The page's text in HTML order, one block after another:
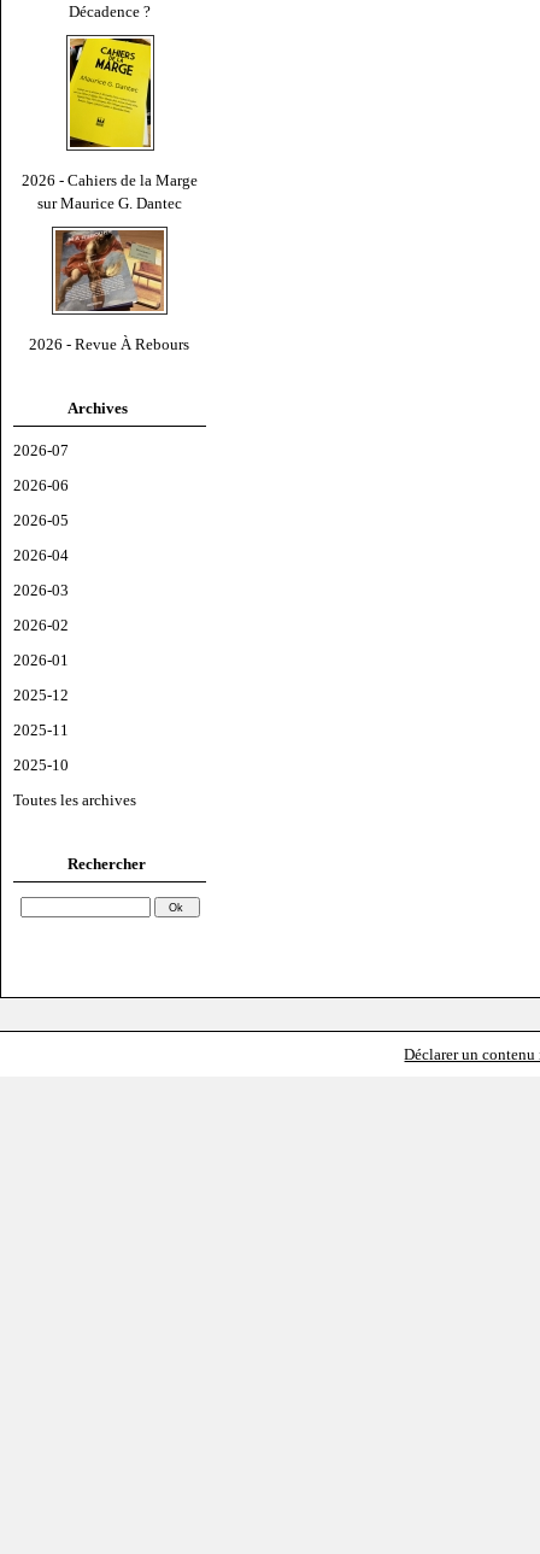
Décadence ?
2026 - Cahiers de la Marge
sur Maurice G. Dantec
2026 - Revue À Rebours
Archives
2026-07
2026-06
2026-05
2026-04
2026-03
2026-02
2026-01
2025-12
2025-11
2025-10
Toutes les archives
Rechercher
Déclarer un